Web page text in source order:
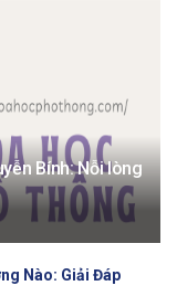
Bính: Nỗi lòng
Nào: Giải Đáp